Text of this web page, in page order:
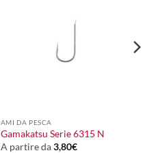
AMI DA PESCA
Gamakatsu Serie 6315 N
A partire da3,80€